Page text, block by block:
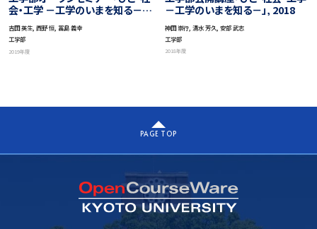
会・工学 －工学のいまを知る－」,
吉田 英生, 西野 恒, 冨島 義幸
工学部
2019年度
－工学のいまを知る－」, 2018
神田 崇行, 清水 芳久, 安部 武志
工学部
2018年度
PAGE TOP